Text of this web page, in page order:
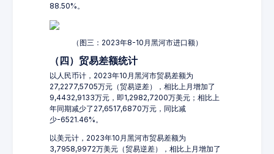
88.50%。
（图三：2023年8-10月黑河市进口额）
（四）贸易差额统计
以人民币计，2023年10月黑河市贸易差额为
27,2277,5705万元（贸易逆差），相比上月增加了
9,4432,9133万元，即1,2982,7200万美元；相比上
年同期减少了27,6517,6870万元，同比减
少-6521.46%。
以美元计，2023年10月黑河市贸易差额为
3,7958,9972万美元（贸易逆差），相比上月增加了